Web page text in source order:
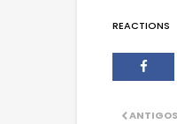
REACTIONS
ANTIGOS